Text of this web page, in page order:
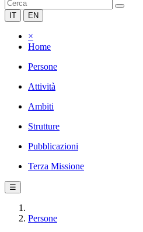
IT EN
×
Home
Persone
Attività
Ambiti
Strutture
Pubblicazioni
Terza Missione
☰
Persone